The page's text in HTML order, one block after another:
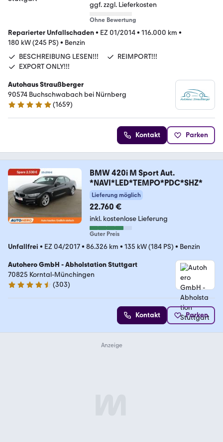
ggf. zzgl. Lieferkosten
Ohne Bewertung
Reparierter Unfallschaden• EZ 01/2014• 116.000 km •
180 kW (245 PS) • Benzin
BESCHREIBUNG LESEN!!!
REIMPORT!!!
EXPORT ONLY!!!
Autohaus Straußberger
90574 Buchschwabach bei Nürnberg
4.9 Sterne
(1659)
Kontakt Parken
BMW 420i M Sport Aut.
*NAVI*LED*TEMPO*PDC*SHZ*
Lieferung möglich
22.760 €
inkl. kostenlose Lieferung
Guter Preis
Unfallfrei • EZ 04/2017• 86.326 km • 135 kW (184 PS) • Benzin
Autohero GmbH - Abholstation Stuttgart
70825 Korntal-Münchingen
4.4 Sterne
(303)
Kontakt Parken